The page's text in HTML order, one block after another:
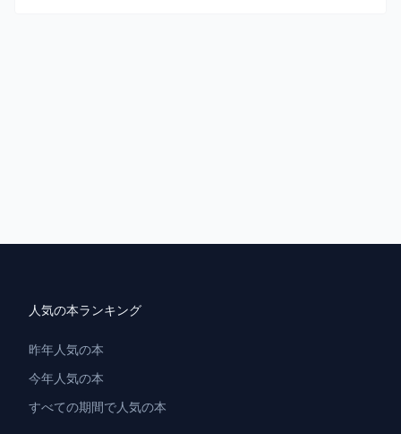
人気の本ランキング
昨年人気の本
今年人気の本
すべての期間で人気の本